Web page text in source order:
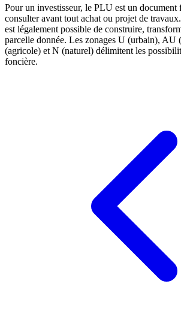
Pour un investisseur, le PLU est un document
consulter avant tout achat ou projet de
est légalement possible de construire,
parcelle donnée. Les zonages U (urbain), AU
(agricole) et N (naturel) délimitent les
foncière.